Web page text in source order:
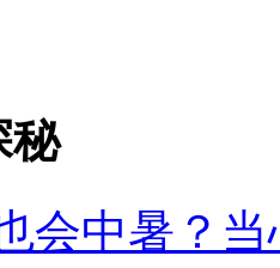
秘
会中暑？当